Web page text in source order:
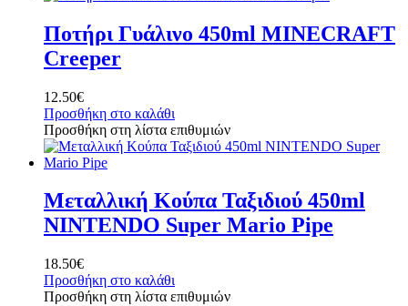
Ποτήρι Γυάλινο 450ml MINECRAFT
Creeper
12.50€
Προσθήκη στο καλάθι
Προσθήκη στη λίστα επιθυμιών
Μεταλλική Κούπα Ταξιδιού 450ml
NINTENDO Super Mario Pipe
18.50€
Προσθήκη στο καλάθι
Προσθήκη στη λίστα επιθυμιών